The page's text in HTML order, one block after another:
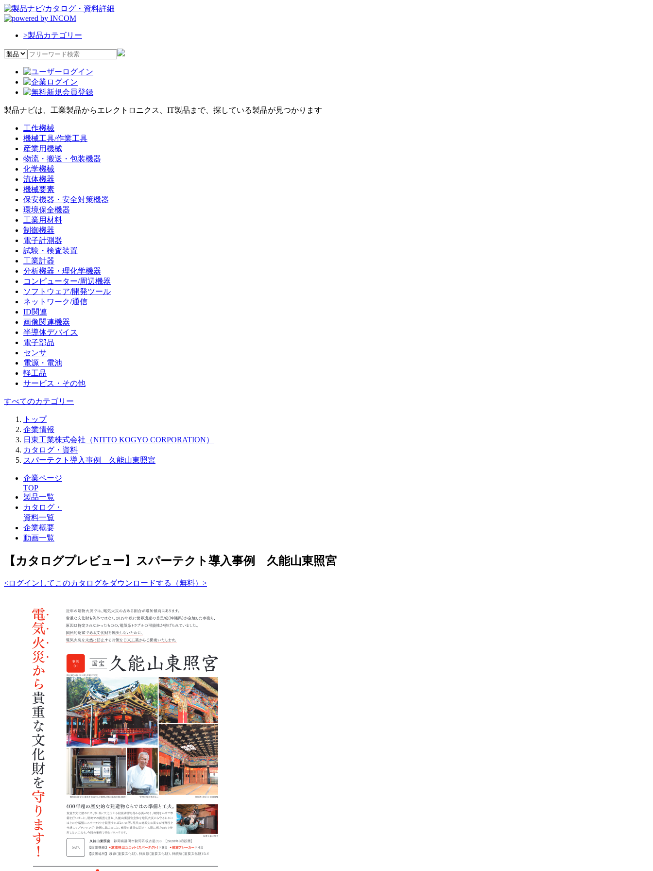
>製品カテゴリー
製品ナビは、工業製品からエレクトロニクス、IT製品まで、探している製品が見つかります
工作機械
機械工具/作業工具
産業用機械
物流・搬送・包装機器
化学機械
流体機器
機械要素
保安機器・安全対策機器
環境保全機器
工業用材料
制御機器
電子計測器
試験・検査装置
工業計器
分析機器・理化学機器
コンピューター/周辺機器
ソフトウェア/開発ツール
ネットワーク/通信
ID関連
画像関連機器
半導体デバイス
電子部品
センサ
電源・電池
軽工品
サービス・その他
すべてのカテゴリー
トップ
企業情報
日東工業株式会社（NITTO KOGYO CORPORATION）
カタログ・資料
スパーテクト導入事例 久能山東照宮
企業ページ
TOP
製品一覧
カタログ・
資料一覧
企業概要
動画一覧
【カタログプレビュー】スパーテクト導入事例 久能山東照宮
<ログインしてこのカタログをダウンロードする（無料）>